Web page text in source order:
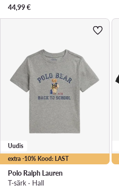
44,99€
extra -10% Kood: LAST
Uudis
Polo Ralph Lauren
T-särk · Hall